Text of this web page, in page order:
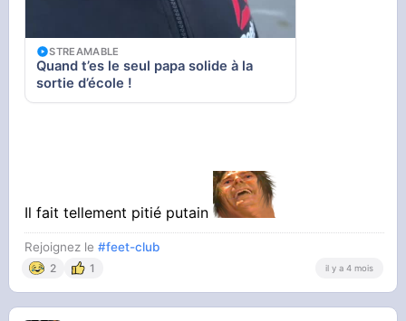
STREAMABLE
Quand t’es le seul papa solide à la
sortie d’école !
Il fait tellement pitié putain
Rejoignez le#feet-club
2 1 il y a 4 mois